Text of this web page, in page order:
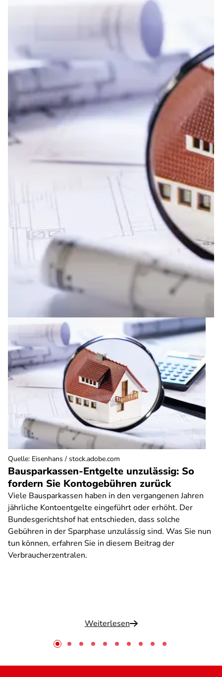
Bausparkassen-Entgelte unzulässig: So
fordern Sie Kontogebühren zurück
Viele Bausparkassen haben in den vergangenen Jahren
jährliche Kontoentgelte eingeführt oder erhöht. Der
Bundesgerichtshof hat entschieden, dass solche
Gebühren in der Sparphase unzulässig sind. Was Sie nun
tun können, erfahren Sie in diesem Beitrag der
Verbraucherzentralen.
Weiterlesen
Quelle: Eisenhans / stock.adobe.com